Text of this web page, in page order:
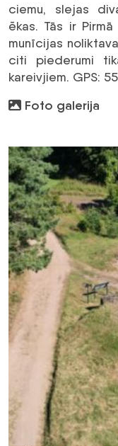
ciemu, slejas
ēkas. Tās ir
munīcijas
citi piederumi
kareivjiem. GPS:
Foto galerija